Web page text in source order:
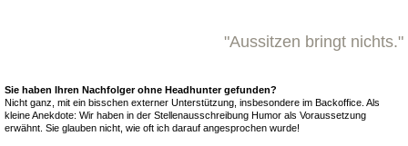
"Aussitzen bringt nichts."
Sie haben Ihren Nachfolger ohne Headhunter gefunden?
Nicht ganz, mit ein bisschen externer Unterstützung, insbesondere im Backoffice. Als
kleine Anekdote: Wir haben in der Stellenausschreibung Humor als Voraussetzung
erwähnt. Sie glauben nicht, wie oft ich darauf angesprochen wurde!